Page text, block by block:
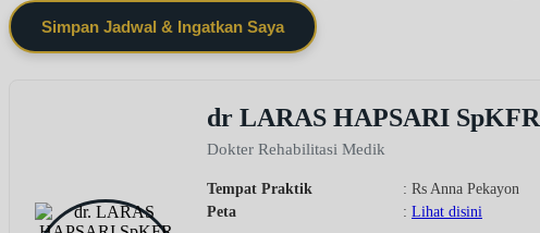
Simpan Jadwal & Ingatkan Saya
dr LARAS HAPSARI SpKFR
Dokter Rehabilitasi Medik
Tempat Praktik
: Rs Anna Pekayon
Peta
: Lihat disini